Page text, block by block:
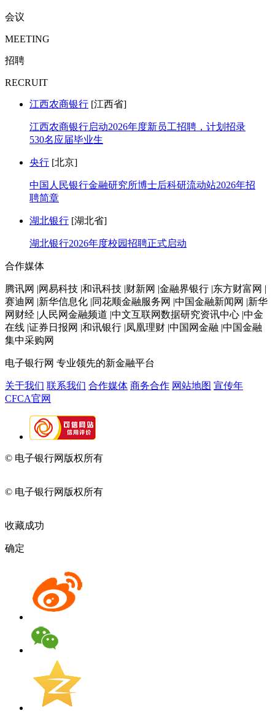
会议
MEETING
招聘
RECRUIT
江西农商银行 [江西省]
江西农商银行启动2026年度新员工招聘，计划招录
530名应届毕业生
央行 [北京]
中国人民银行金融研究所博士后科研流动站2026年招
聘简章
湖北银行 [湖北省]
湖北银行2026年度校园招聘正式启动
合作媒体
腾讯网 |网易科技 |和讯科技 |财新网 |金融界银行 |东方财富网 |
赛迪网 |新华信息化 |同花顺金融服务网 |中国金融新闻网 |新华
网财经 |人民网金融频道 |中文互联网数据研究资讯中心 |中金
在线 |证券日报网 |和讯银行 |凤凰理财 |中国网金融 |中国金融
集中采购网
电子银行网 专业领先的新金融平台
关于我们 联系我们 合作媒体 商务合作 网站地图 宣传年
CFCA官网
© 电子银行网版权所有
© 电子银行网版权所有
收藏成功
确定